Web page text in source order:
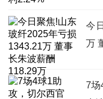
今
万
7场